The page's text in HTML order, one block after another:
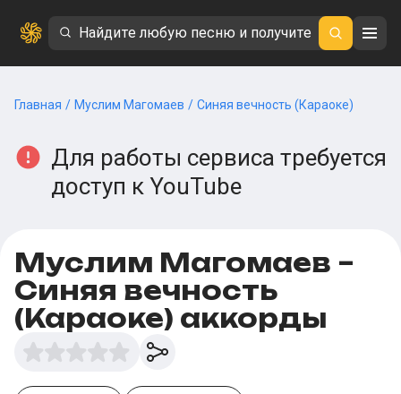
Главная / Муслим Магомаев / Синяя вечность (Караоке)
Для работы сервиса требуется
доступ к YouTube
Муслим Магомаев –
Синяя вечность
(Караоке) аккорды